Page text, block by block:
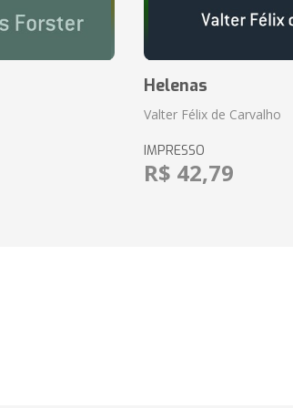
Helenas
Valter Félix de Carvalho
IMPRESSO
R$ 42,79